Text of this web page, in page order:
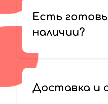
Есть
наличии?
Доставка и